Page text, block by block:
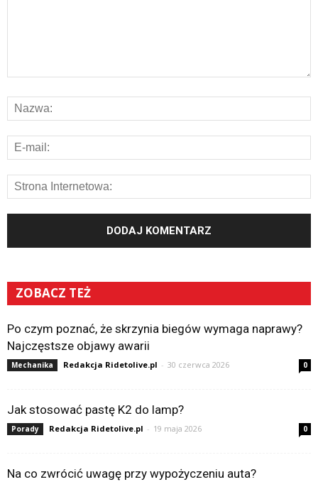
ZOBACZ TEŻ
Po czym poznać, że skrzynia biegów wymaga naprawy?
Najczęstsze objawy awarii
Mechanika Redakcja Ridetolive.pl - 30 czerwca 2026 0
Jak stosować pastę K2 do lamp?
Porady Redakcja Ridetolive.pl - 19 maja 2026 0
Na co zwrócić uwagę przy wypożyczeniu auta?